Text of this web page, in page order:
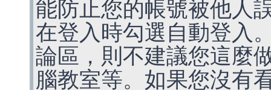
能防止您的帳號被他人
在登入時勾選自動登入
論區，則不建議您這麼
腦教室等。如果您沒有